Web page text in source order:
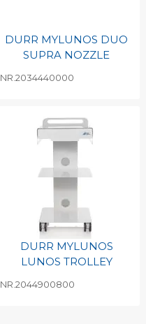
DURR MYLUNOS DUO
SUPRA NOZZLE
NR.2034440000
DURR MYLUNOS
LUNOS TROLLEY
NR.2044900800